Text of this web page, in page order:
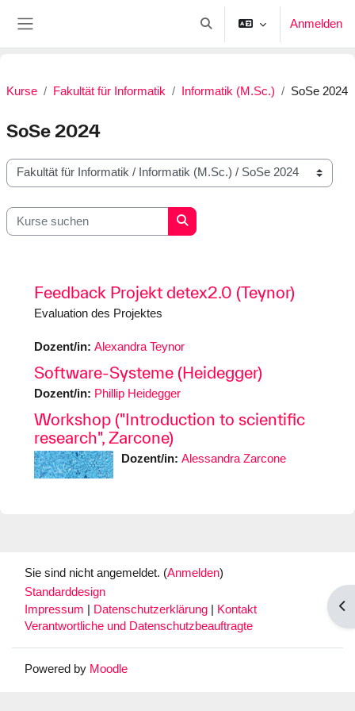
Sucheingabe umschalten
Anmelden
Kurse Fakultät für Informatik Informatik (M.Sc.) SoSe 2024
SoSe 2024
Kursbereiche
Kurse suchen
Kurse suchen
Feedback Projekt detex2.0 (Teynor)
Evaluation des Projektes
Dozent/in: Alexandra Teynor
Software-Systeme (Heidegger)
Dozent/in: Phillip Heidegger
Workshop ("Introduction to scientific
research", Zarcone)
Dozent/in: Alessandra Zarcone
Sie sind nicht angemeldet. (Anmelden)
Standarddesign
Impressum
Datenschutzerklärung
Kontakt
Verantwortliche und Datenschutzbeauftragte
Powered by Moodle